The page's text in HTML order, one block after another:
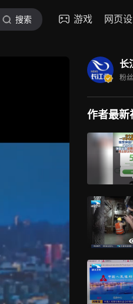
搜索 游戏 网页
长
粉丝
作者最新